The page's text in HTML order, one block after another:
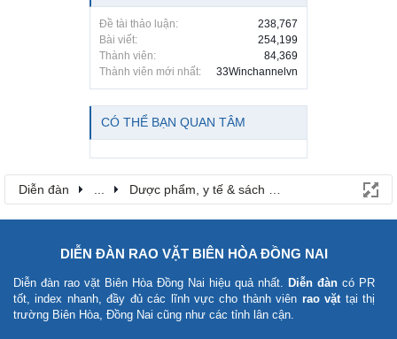
Đề tài thảo luận:
238,767
Bài viết:
254,199
Thành viên:
84,369
Thành viên mới nhất:
33Winchannelvn
CÓ THỂ BẠN QUAN TÂM
Diễn đàn ... Dược phẩm, y tế & sách báo
DIỄN ĐÀN RAO VẶT BIÊN HÒA ĐỒNG NAI
Diễn đàn rao vặt Biên Hòa Đồng Nai hiệu quả nhất. Diễn đàn có PR
tốt, index nhanh, đầy đủ các lĩnh vực cho thành viên rao vặttại thị
trường Biên Hòa, Đồng Nai cũng như các tỉnh lân cận.